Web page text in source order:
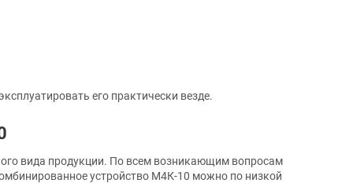
его практически везде.
вида продукции. По всем возникающим вопросам
устройство М4К-10 можно по низкой